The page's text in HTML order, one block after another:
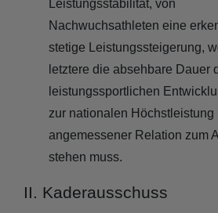
Leistungsstabilität, von
Nachwuchsathleten eine
stetige Leistungssteigerung,
letztere die absehbare Dauer
leistungssportlichen
zur nationalen Höchstleistung
angemessener Relation zum
stehen muss.
II. Kaderausschuss